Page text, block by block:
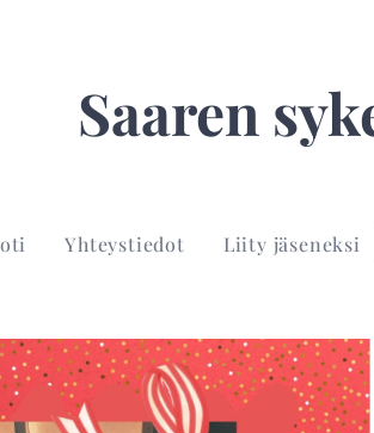
Saaren
Yhteystiedot Liity jäseneksi